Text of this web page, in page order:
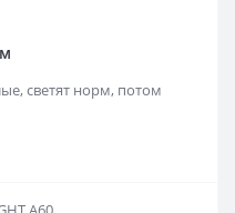
светят норм, потом